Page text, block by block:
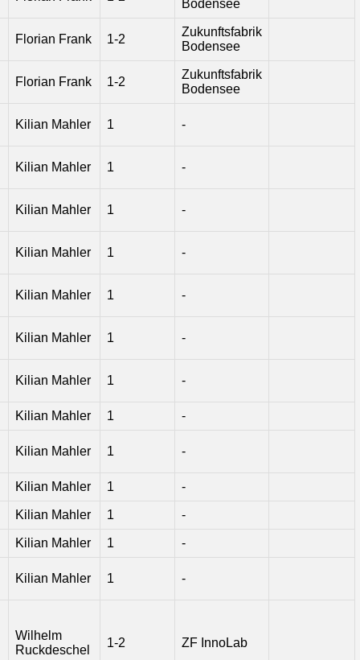
Bodensee
Florian Frank 1-2
Zukunftsfabrik
Bodensee
Florian Frank 1-2
Zukunftsfabrik
Bodensee
Kilian Mahler 1 -
Kilian Mahler 1 -
Kilian Mahler 1 -
Kilian Mahler 1 -
Kilian Mahler 1 -
Kilian Mahler 1 -
Kilian Mahler 1 -
Kilian Mahler 1 -
Kilian Mahler 1 -
Kilian Mahler 1 -
Kilian Mahler 1 -
Kilian Mahler 1 -
Kilian Mahler 1 -
Wilhelm
Ruckdeschel
1-2 ZF InnoLab